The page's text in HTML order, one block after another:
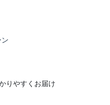
りやすくお届け